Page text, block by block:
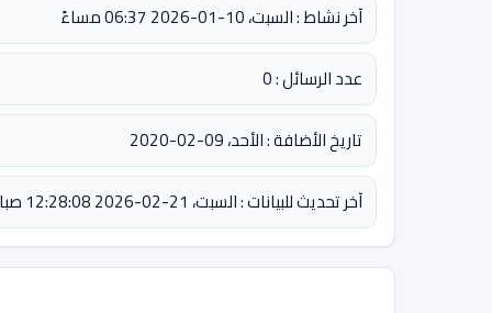
آخر نشاط : السبت، 10-01-2026 06:37 مساءً
عدد الرسائل : 0
تاريخ الأضافة : الأحد، 09-02-2020
آخر تحديث للبيانات : السبت، 21-02-2026 12:28:08 صباحاً